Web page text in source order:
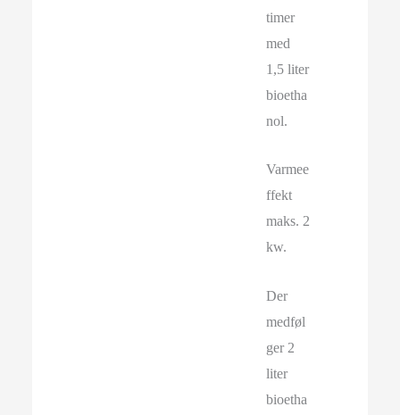
timer
med
1,5 liter
bioetha
nol.
Varmee
ffekt
maks. 2
kw.
Der
medføl
ger 2
liter
bioetha